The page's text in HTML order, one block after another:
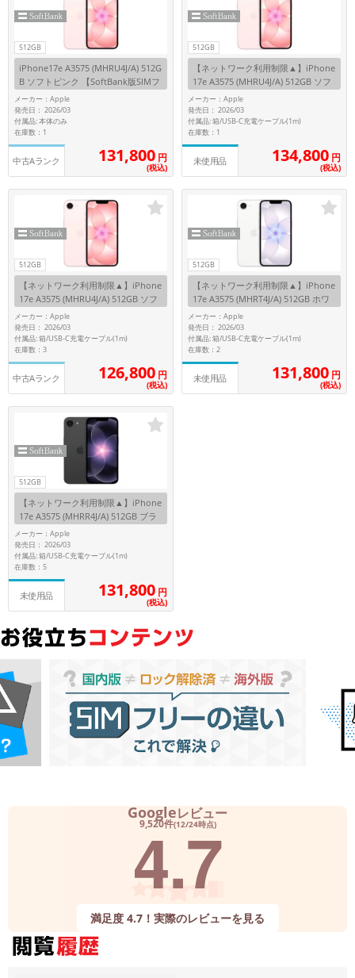
512GB
iPhone17e A3575 (MHRU4J/A) 512G
B ソフトピンク 【SoftBank版SIMフ
リー】
メーカー：Apple
発売日： 2026/03
付属品: 本体のみ
在庫数：1
中古Aランク 131,800 円
(税込)
512GB
【ネットワーク利用制限▲】iPhone
17e A3575 (MHRU4J/A) 512GB ソフ
トピンク 【SoftBank版SIMフリー】
メーカー：Apple
発売日： 2026/03
付属品: 箱/USB-C充電ケーブル(1m)
在庫数：1
未使用品 134,800 円
(税込)
512GB
【ネットワーク利用制限▲】iPhone
17e A3575 (MHRU4J/A) 512GB ソフ
トピンク 【SoftBank版SIMフリー】
メーカー：Apple
発売日： 2026/03
付属品: 箱/USB-C充電ケーブル(1m)
在庫数：3
中古Aランク 126,800 円
(税込)
512GB
【ネットワーク利用制限▲】iPhone
17e A3575 (MHRT4J/A) 512GB ホワ
イト 【SoftBank版SIMフリー】
メーカー：Apple
発売日： 2026/03
付属品: 箱/USB-C充電ケーブル(1m)
在庫数：2
未使用品 131,800 円
(税込)
512GB
【ネットワーク利用制限▲】iPhone
17e A3575 (MHRR4J/A) 512GB ブラ
ック 【SoftBank版SIMフリー】
メーカー：Apple
発売日： 2026/03
付属品: 箱/USB-C充電ケーブル(1m)
在庫数：5
未使用品 131,800 円
(税込)
Googleレビュー
9,520件(12/24時点)
4.7
満足度 4.7！実際のレビューを見る
発売日
年 月 から
月 まで
各項目のチェックボックスは「or検索」となります。
ただし機能別のみ「and検索」となります。